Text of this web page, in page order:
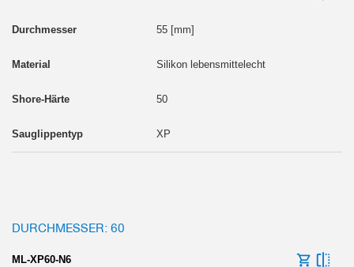
55 [mm]
Silikon lebensmittelecht
50
XP
DURCHMESSER: 60
ML-XP60-N6